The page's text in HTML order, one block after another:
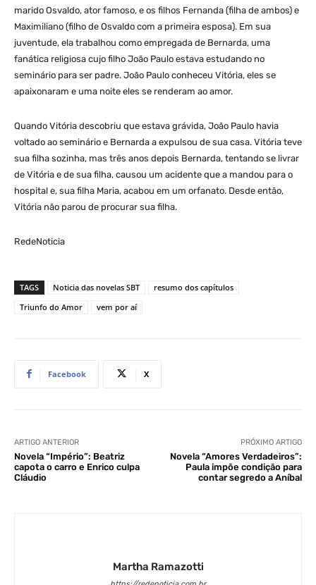
marido Osvaldo, ator famoso, e os filhos Fernanda (filha de ambos) e
Maximiliano (filho de Osvaldo com a primeira esposa). Em sua
juventude, ela trabalhou como empregada de Bernarda, uma
fanática religiosa cujo filho João Paulo estava estudando no
seminário para ser padre. João Paulo conheceu Vitória, eles se
apaixonaram e uma noite eles se renderam ao amor.
Quando Vitória descobriu que estava grávida, João Paulo havia
voltado ao seminário e Bernarda a expulsou de sua casa. Vitória teve
sua filha sozinha, mas três anos depois Bernarda, tentando se livrar
de Vitória e de sua filha, causou um acidente que a mandou para o
hospital e, sua filha Maria, acabou em um orfanato. Desde então,
Vitória não parou de procurar sua filha.
RedeNoticia
TAGS Noticia das novelas SBT
resumo dos capítulos
Triunfo do Amor
vem por aí
Facebook X
ARTIGO ANTERIOR
Novela “Império”: Beatriz
capota o carro e Enrico culpa
Cláudio
PRÓXIMO ARTIGO
Novela “Amores Verdadeiros”:
Paula impõe condição para
contar segredo a Aníbal
Martha Ramazotti